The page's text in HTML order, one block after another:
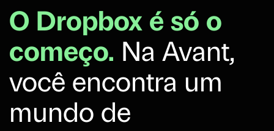
O Dropbox é só o
começo. Na Avant,
você encontra um
mundo de